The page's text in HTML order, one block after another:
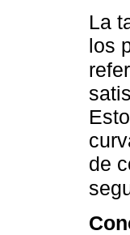
La
los
de